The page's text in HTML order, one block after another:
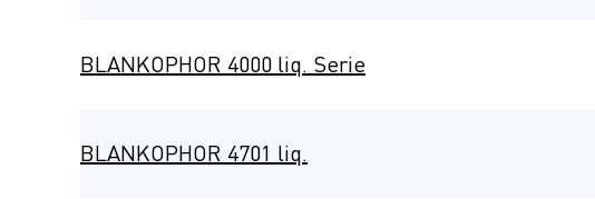
BLANKOPHOR 4000 liq. Serie
BLANKOPHOR 4701 liq.